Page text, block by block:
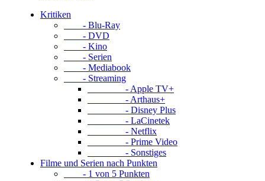
Kritiken
- Blu-Ray
- DVD
- Kino
- Serien
- Mediabook
- Streaming
- Apple TV+
- Arthaus+
- Disney Plus
- LaCinetek
- Netflix
- Prime Video
- Sonstiges
Filme und Serien nach Punkten
- 1 von 5 Punkten